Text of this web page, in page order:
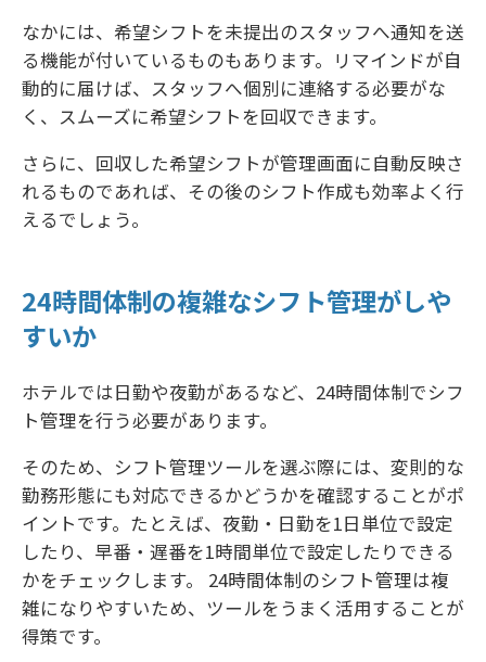
なかには、希望シフトを未提出のスタッフへ通知を送
る機能が付いているものもあります。リマインドが自
動的に届けば、スタッフへ個別に連絡する必要がな
く、スムーズに希望シフトを回収できます。
さらに、回収した希望シフトが管理画面に自動反映さ
れるものであれば、その後のシフト作成も効率よく行
えるでしょう。
24時間体制の複雑なシフト管理がしや
すいか
ホテルでは日勤や夜勤があるなど、24時間体制でシフ
ト管理を行う必要があります。
そのため、シフト管理ツールを選ぶ際には、変則的な
勤務形態にも対応できるかどうかを確認することがポ
イントです。たとえば、夜勤・日勤を1日単位で設定
したり、早番・遅番を1時間単位で設定したりできる
かをチェックします。 24時間体制のシフト管理は複
雑になりやすいため、ツールをうまく活用することが
得策です。